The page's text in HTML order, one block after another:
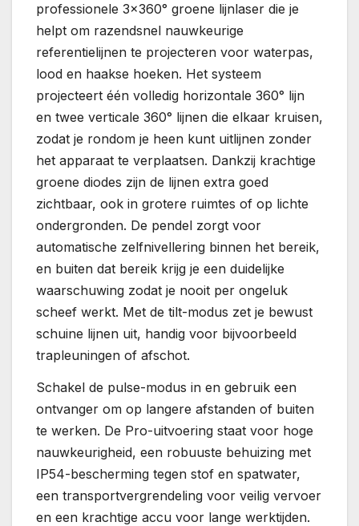
professionele 3×360° groene lijnlaser die je
helpt om razendsnel nauwkeurige
referentielijnen te projecteren voor waterpas,
lood en haakse hoeken. Het systeem
projecteert één volledig horizontale 360° lijn
en twee verticale 360° lijnen die elkaar kruisen,
zodat je rondom je heen kunt uitlijnen zonder
het apparaat te verplaatsen. Dankzij krachtige
groene diodes zijn de lijnen extra goed
zichtbaar, ook in grotere ruimtes of op lichte
ondergronden. De pendel zorgt voor
automatische zelfnivellering binnen het bereik,
en buiten dat bereik krijg je een duidelijke
waarschuwing zodat je nooit per ongeluk
scheef werkt. Met de tilt-modus zet je bewust
schuine lijnen uit, handig voor bijvoorbeeld
trapleuningen of afschot.
Schakel de pulse-modus in en gebruik een
ontvanger om op langere afstanden of buiten
te werken. De Pro-uitvoering staat voor hoge
nauwkeurigheid, een robuuste behuizing met
IP54-bescherming tegen stof en spatwater,
een transportvergrendeling voor veilig vervoer
en een krachtige accu voor lange werktijden.